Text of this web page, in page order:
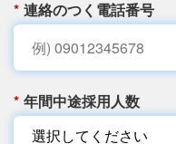
* 連絡のつく電話番号
* 年間中途採用人数